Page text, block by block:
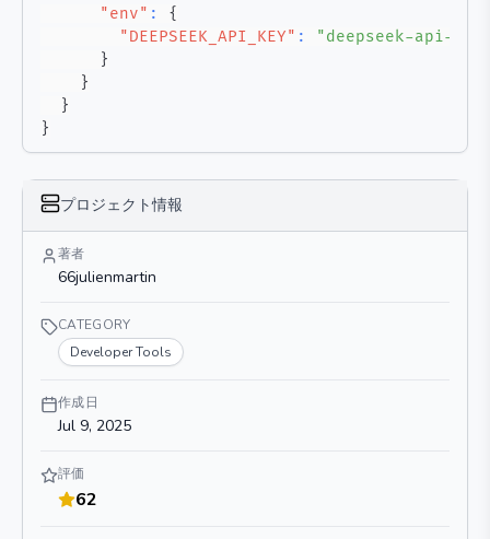
"env" :
{
"DEEPSEEK_API_KEY" :
"deepseek-api-
}
}
}
}
プロジェクト情報
著者
66julienmartin
CATEGORY
Developer Tools
作成日
Jul 9, 2025
評価
62